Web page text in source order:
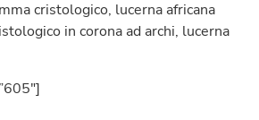
cristologico, lucerna africana
in corona ad archi, lucerna